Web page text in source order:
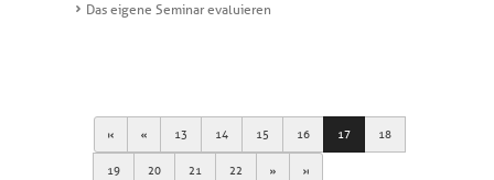
Das eigene Seminar evaluieren
First Previous
13 14 15 16 17 18
19 20 21 22 Next Last